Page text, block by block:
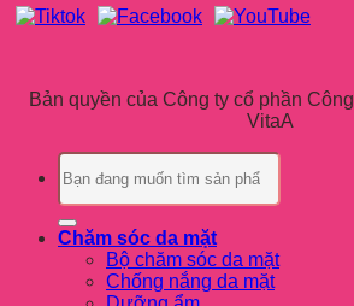
Bản quyền của Công ty cổ phần
VitaA
Tìm
kiếm:
Chăm sóc da mặt
Bộ chăm sóc da mặt
Chống nắng da mặt